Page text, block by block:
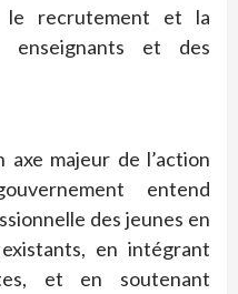
le recrutement et la
enseignants et des
axe majeur de l’action
entend
des jeunes en
en intégrant
et en soutenant